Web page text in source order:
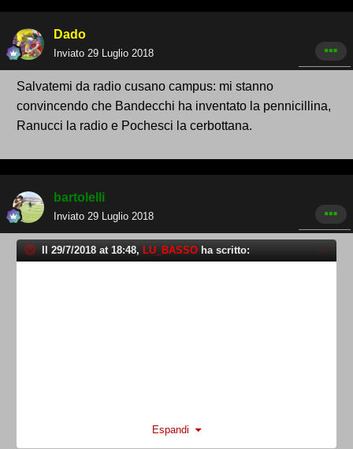
Dado
Inviato 29 Luglio 2018
Salvatemi da radio cusano campus: mi stanno
convincendo che Bandecchi ha inventato la pennicillina,
Ranucci la radio e Pochesci la cerbottana.
bartolelli
Inviato 29 Luglio 2018
Il 29/7/2018 at 18:48, LU_BASSO ha scritto:
Espandi